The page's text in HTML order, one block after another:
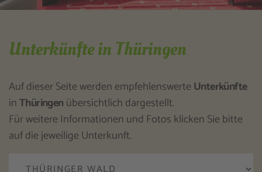
Unterkünfte in Thüringen
Auf dieser Seite werden empfehlenswerte Unterkünfte
inThüringen übersichtlich dargestellt.
Für weitere Informationen und Fotos klicken Sie bitte
auf die jeweilige Unterkunft.